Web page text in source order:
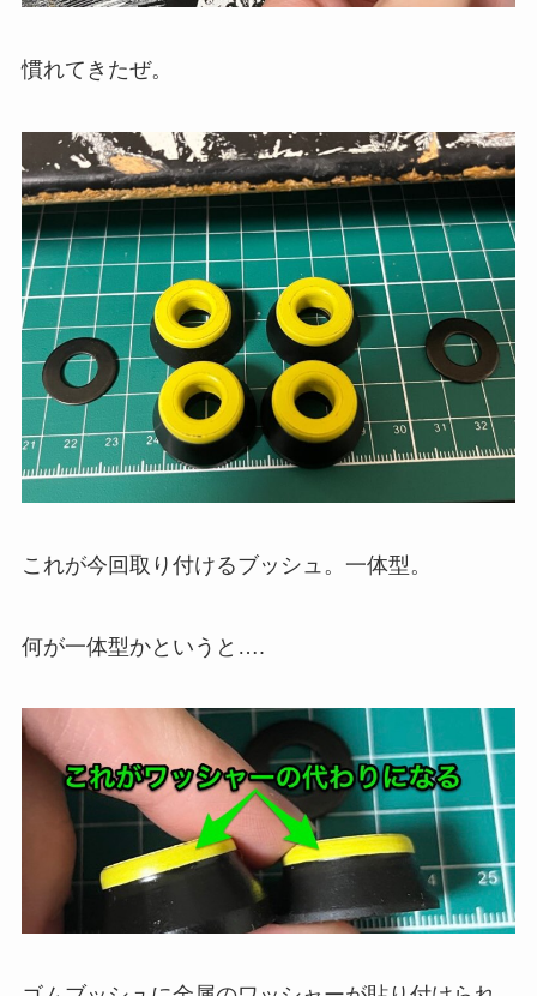
慣れてきたぜ。
これが今回取り付けるブッシュ。一体型。
何が一体型かというと….